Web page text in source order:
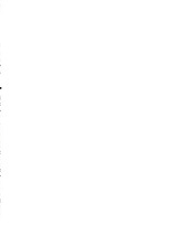
тяжелая и
выше у детей:
1,299 раза
(p<0,05), с
ринит,
с индексом